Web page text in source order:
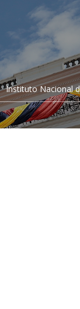
Instituto Nacional